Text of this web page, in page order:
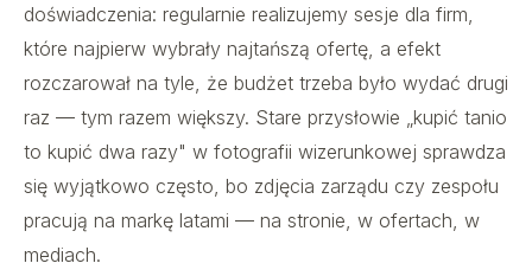
doświadczenia: regularnie realizujemy sesje dla firm,
które najpierw wybrały najtańszą ofertę, a efekt
rozczarował na tyle, że budżet trzeba było wydać drugi
raz — tym razem większy. Stare przysłowie „kupić tanio
to kupić dwa razy" w fotografii wizerunkowej sprawdza
się wyjątkowo często, bo zdjęcia zarządu czy zespołu
pracują na markę latami — na stronie, w ofertach, w
mediach.